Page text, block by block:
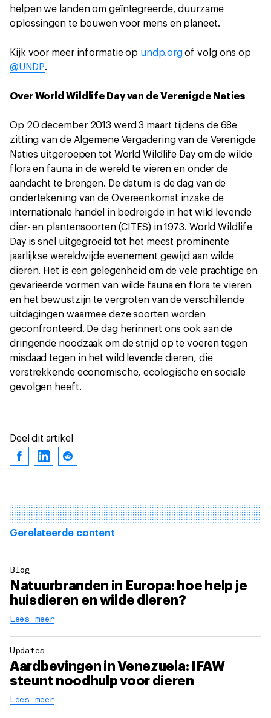
helpen we landen om geïntegreerde, duurzame
oplossingen te bouwen voor mens en planeet.
Kijk voor meer informatie op undp.orgof volg ons op
@UNDP.
Over World Wildlife Day van de Verenigde Naties
Op 20 december 2013 werd 3 maart tijdens de 68e
zitting van de Algemene Vergadering van de Verenigde
Naties uitgeroepen tot World Wildlife Day om de wilde
flora en fauna in de wereld te vieren en onder de
aandacht te brengen. De datum is de dag van de
ondertekening van de Overeenkomst inzake de
internationale handel in bedreigde in het wild levende
dier- en plantensoorten (CITES) in 1973. World Wildlife
Day is snel uitgegroeid tot het meest prominente
jaarlijkse wereldwijde evenement gewijd aan wilde
dieren. Het is een gelegenheid om de vele prachtige en
gevarieerde vormen van wilde fauna en flora te vieren
en het bewustzijn te vergroten van de verschillende
uitdagingen waarmee deze soorten worden
geconfronteerd. De dag herinnert ons ook aan de
dringende noodzaak om de strijd op te voeren tegen
misdaad tegen in het wild levende dieren, die
verstrekkende economische, ecologische en sociale
gevolgen heeft.
Deel dit artikel
Gerelateerde content
Blog
Natuurbranden in Europa: hoe help je
huisdieren en wilde dieren?
Lees meer
Updates
Aardbevingen in Venezuela: IFAW
steunt noodhulp voor dieren
Lees meer